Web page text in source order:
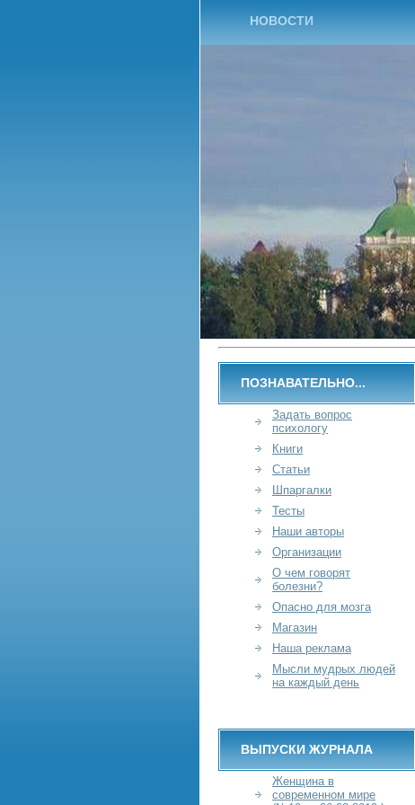
НОВОСТИ
ПОЗНАВАТЕЛЬНО...
Задать вопрос
психологу
Книги
Статьи
Шпаргалки
Тесты
Наши авторы
Организации
О чем говорят
болезни?
Опасно для мозга
Магазин
Наша реклама
Мысли мудрых людей
на каждый день
ВЫПУСКИ ЖУРНАЛА
Женщина в
современном мире